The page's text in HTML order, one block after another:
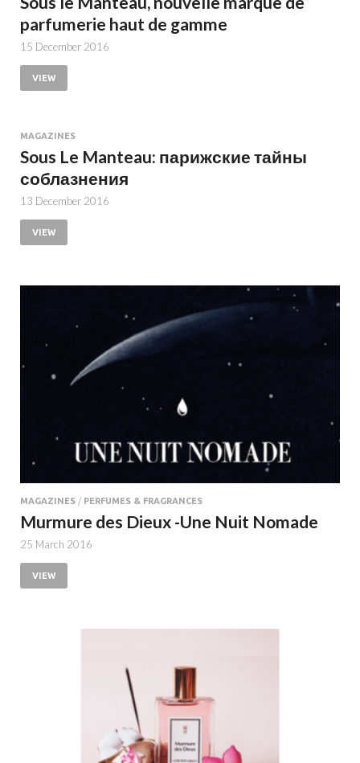
parfumerie haut de gamme
15 December 2016
VIEW
MAGAZINES
Sous Le Manteau: парижские тайны
соблазнения
13 December 2016
VIEW
MAGAZINES / PERFUMES & FRAGRANCES
Murmure des Dieux -Une Nuit Nomade
25 March 2016
VIEW